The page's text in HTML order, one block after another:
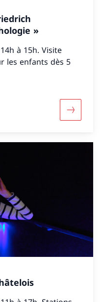
»
15h. Visite
les enfants dès 5